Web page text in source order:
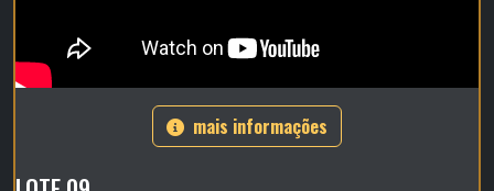
mais informações